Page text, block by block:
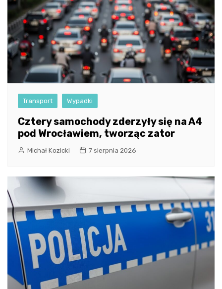
Transport Wypadki
Cztery samochody zderzyły się na A4
pod Wrocławiem, tworząc zator
Michał Kozicki 7 sierpnia 2026